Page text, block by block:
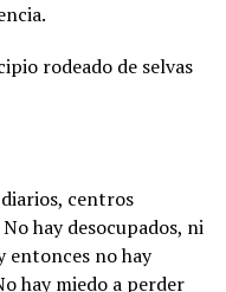
rodeado de selvas
centros
hay desocupados, ni
entonces no hay
hay miedo a perder